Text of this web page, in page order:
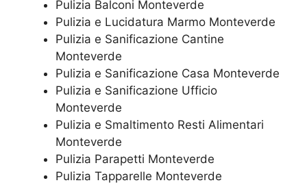
Pulizia Balconi Monteverde
Pulizia e Lucidatura Marmo Monteverde
Pulizia e Sanificazione Cantine
Monteverde
Pulizia e Sanificazione Casa Monteverde
Pulizia e Sanificazione Ufficio
Monteverde
Pulizia e Smaltimento Resti Alimentari
Monteverde
Pulizia Parapetti Monteverde
Pulizia Tapparelle Monteverde